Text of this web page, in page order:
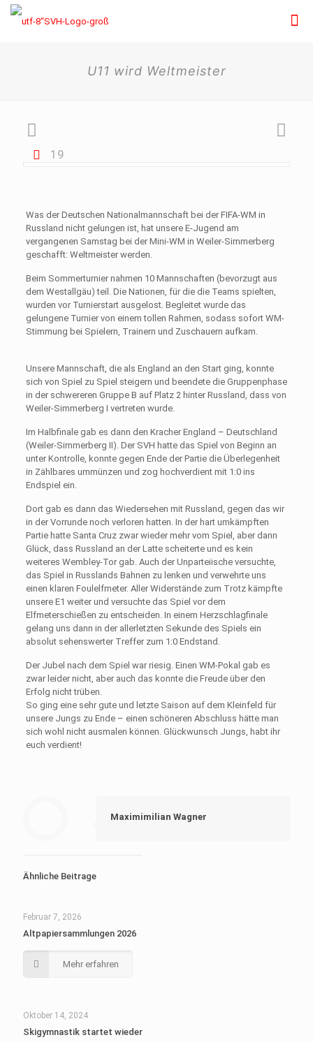
U11 wird Weltmeister
19
Was der Deutschen Nationalmannschaft bei der FIFA-WM in
Russland nicht gelungen ist, hat unsere E-Jugend am
vergangenen Samstag bei der Mini-WM in Weiler-Simmerberg
geschafft: Weltmeister werden.
Beim Sommerturnier nahmen 10 Mannschaften (bevorzugt aus
dem Westallgäu) teil. Die Nationen, für die die Teams spielten,
wurden vor Turnierstart ausgelost. Begleitet wurde das
gelungene Turnier von einem tollen Rahmen, sodass sofort WM-
Stimmung bei Spielern, Trainern und Zuschauern aufkam.
Unsere Mannschaft, die als England an den Start ging, konnte
sich von Spiel zu Spiel steigern und beendete die Gruppenphase
in der schwereren Gruppe B auf Platz 2 hinter Russland, dass von
Weiler-Simmerberg I vertreten wurde.
Im Halbfinale gab es dann den Kracher England – Deutschland
(Weiler-Simmerberg II). Der SVH hatte das Spiel von Beginn an
unter Kontrolle, konnte gegen Ende der Partie die Überlegenheit
in Zählbares ummünzen und zog hochverdient mit 1:0 ins
Endspiel ein.
Dort gab es dann das Wiedersehen mit Russland, gegen das wir
in der Vorrunde noch verloren hatten. In der hart umkämpften
Partie hatte Santa Cruz zwar wieder mehr vom Spiel, aber dann
Glück, dass Russland an der Latte scheiterte und es kein
weiteres Wembley-Tor gab. Auch der Unparteiische versuchte,
das Spiel in Russlands Bahnen zu lenken und verwehrte uns
einen klaren Foulelfmeter. Aller Widerstände zum Trotz kämpfte
unsere E1 weiter und versuchte das Spiel vor dem
Elfmeterschießen zu entscheiden. In einem Herzschlagfinale
gelang uns dann in der allerletzten Sekunde des Spiels ein
absolut sehenswerter Treffer zum 1:0 Endstand.
Der Jubel nach dem Spiel war riesig. Einen WM-Pokal gab es
zwar leider nicht, aber auch das konnte die Freude über den
Erfolg nicht trüben.
So ging eine sehr gute und letzte Saison auf dem Kleinfeld für
unsere Jungs zu Ende – einen schöneren Abschluss hätte man
sich wohl nicht ausmalen können. Glückwunsch Jungs, habt ihr
euch verdient!
Maximimilian Wagner
Ähnliche Beitrage
Februar 7, 2026
Altpapiersammlungen 2026
Mehr erfahren
Oktober 14, 2024
Skigymnastik startet wieder